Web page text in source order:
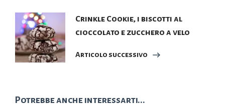
Crinkle Cookie, i biscotti al
cioccolato e zucchero a velo
Articolo successivo
Potrebbe anche interessarti...